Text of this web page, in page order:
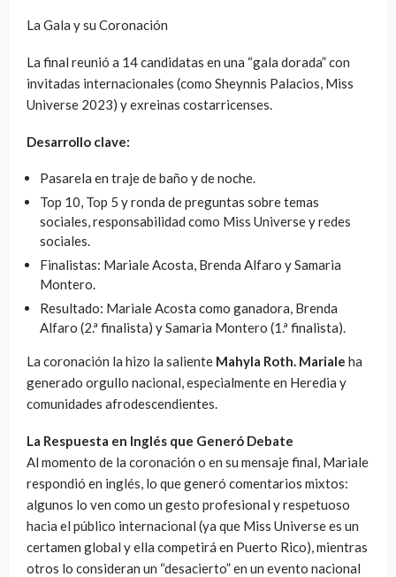
La Gala y su Coronación
La final reunió a 14 candidatas en una “gala dorada” con
invitadas internacionales (como Sheynnis Palacios, Miss
Universe 2023) y exreinas costarricenses.
Desarrollo clave:
Pasarela en traje de baño y de noche.
Top 10, Top 5 y ronda de preguntas sobre temas
sociales, responsabilidad como Miss Universe y redes
sociales.
Finalistas: Mariale Acosta, Brenda Alfaro y Samaria
Montero.
Resultado: Mariale Acosta como ganadora, Brenda
Alfaro (2.ª finalista) y Samaria Montero (1.ª finalista).
La coronación la hizo la saliente Mahyla Roth. Mariale ha
generado orgullo nacional, especialmente en Heredia y
comunidades afrodescendientes.
La Respuesta en Inglés que Generó Debate
Al momento de la coronación o en su mensaje final, Mariale
respondió en inglés, lo que generó comentarios mixtos:
algunos lo ven como un gesto profesional y respetuoso
hacia el público internacional (ya que Miss Universe es un
certamen global y ella competirá en Puerto Rico), mientras
otros lo consideran un “desacierto” en un evento nacional